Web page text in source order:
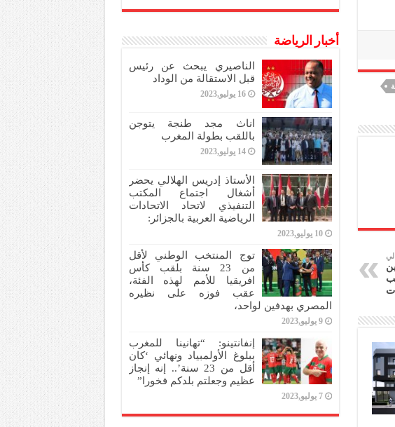
أخبار الرياضة
الناصيري يبحث عن رئيس
قبل الاستقالة من الوداد
16 يوليو,2023
اناث مجد طنجة يتوجن
باللقب بطولة المغرب
14 يوليو,2023
الأستاذ إدريس الهلالي يحضر
أشغال اجتماع المكتب
التنفيذي لاتحاد الاتحادات
الرياضية العربية بالجزائر:
10 يوليو,2023
توج المنتخب الوطني لأقل
من 23 سنة بلقب كأس
افريقيا للأمم لهذه الفئة،
عقب فوزه على نظيره
المصري بهدفين لواحد،
9 يوليو,2023
إنفانتينو: “تهانينا للمغرب
ببلوغ الأولمبياد ونهائي ‘كان
أقل من 23 سنة’.. إنه إنجاز
عظيم وجعلتم بلدكم فخورا”
7 يوليو,2023